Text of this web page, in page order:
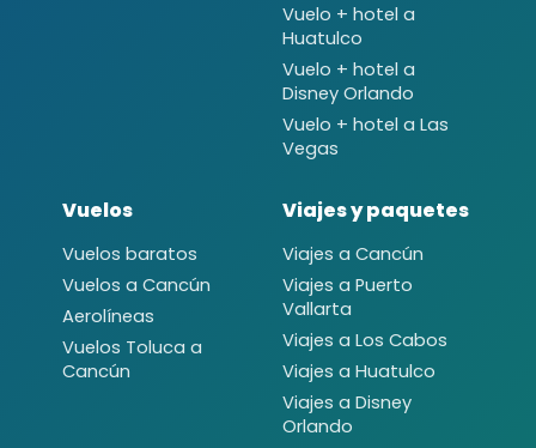
Vuelo + hotel a
Huatulco
Vuelo + hotel a
Disney Orlando
Vuelo + hotel a Las
Vegas
Vuelos
Vuelos baratos
Vuelos a Cancún
Aerolíneas
Vuelos Toluca a
Cancún
Viajes y paquetes
Viajes a Cancún
Viajes a Puerto
Vallarta
Viajes a Los Cabos
Viajes a Huatulco
Viajes a Disney
Orlando